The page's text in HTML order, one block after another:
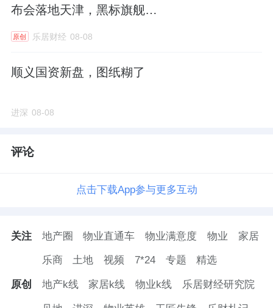
布会落地天津，黑标旗舰店
原创 乐居财经 08-08
顺义国资新盘，图纸糊了
进深 08-08
评论
点击下载App参与更多互动
关注 地产圈 物业直通车 物业满意度 物业 家居
乐商 土地 视频 7*24 专题 精选
原创 地产k线 家居k线 物业k线 乐居财经研究院